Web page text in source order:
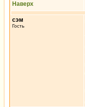
Наверх
сэм
Гость